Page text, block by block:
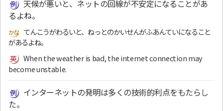
天候が悪いと、ネットの回線が不安定になることがあ
るよね。
てんこうがわるいと、ねっとのかいせんがふあんていになること
があるよね。
When the weather is bad, the internet connection may
become unstable.
インターネットの発明は多くの技術的利点をもたらし
た。